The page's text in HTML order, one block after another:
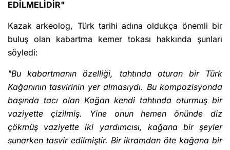
EDİLMELİDİR"
Kazak arkeolog, Türk tarihi adına oldukça önemli bir
buluş olan kabartma kemer tokası hakkında şunları
söyledi:
"Bu kabartmanın özelliği, tahtında oturan bir Türk
Kağanının tasvirinin yer almasıydı. Bu kompozisyonda
başında tacı olan Kağan kendi tahtında oturmuş bir
vaziyette çizilmiş. Yine onun hemen önünde diz
çökmüş vaziyette iki yardımcısı, kağana bir şeyler
sunarken tasvir edilmiştir. Bir ikramdan öte kağana bir